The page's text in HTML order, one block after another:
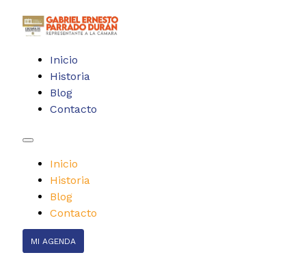
Inicio
Historia
Blog
Contacto
Inicio
Historia
Blog
Contacto
MI AGENDA